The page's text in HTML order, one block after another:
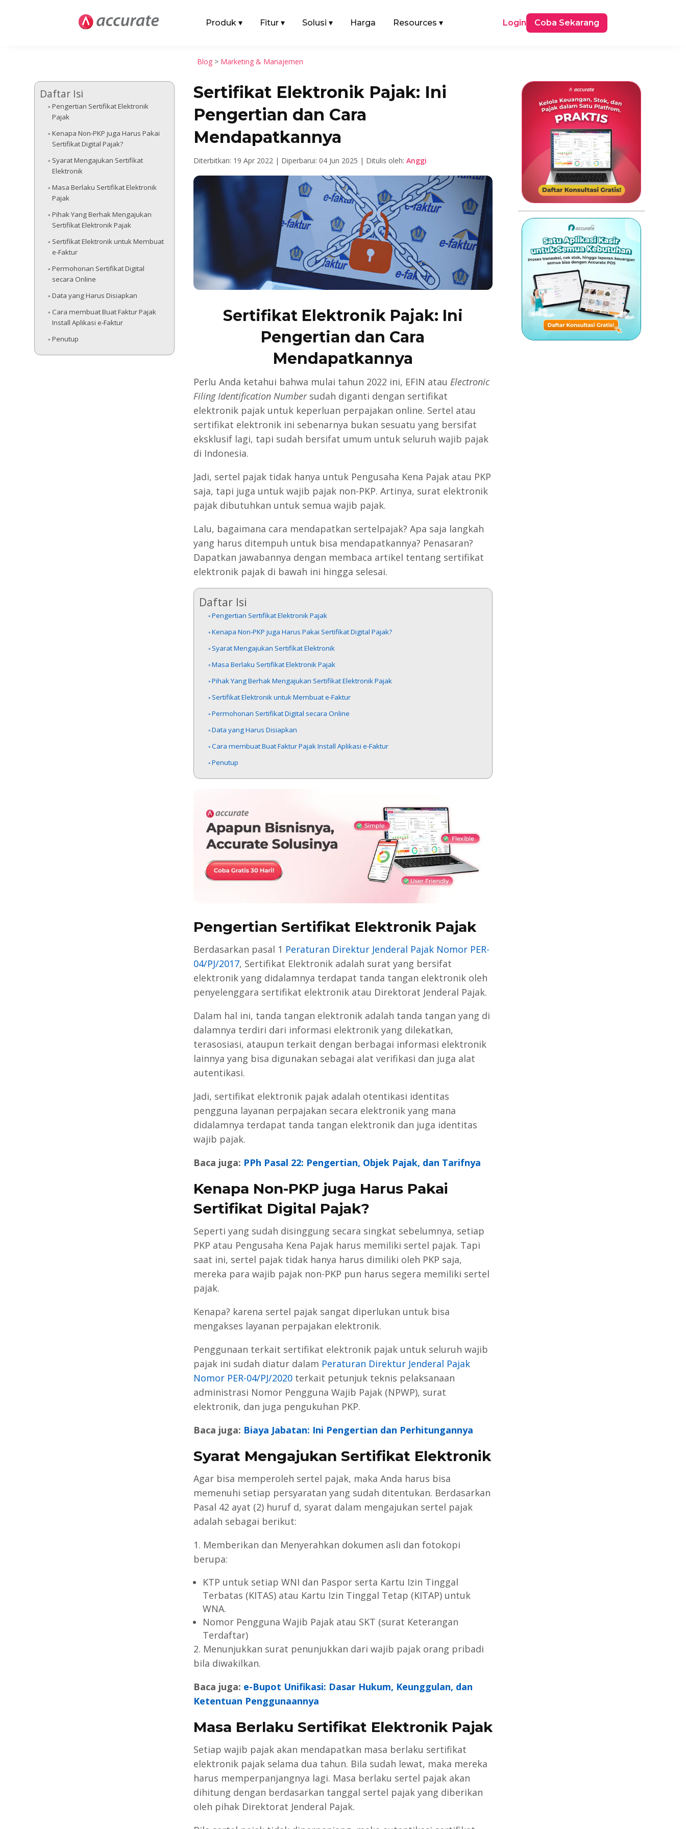
Produk ▾ Fitur ▾ Solusi ▾ Harga Resources ▾ Login Coba Sekarang
Blog > Marketing & Manajemen
Daftar Isi
Pengertian Sertifikat Elektronik
Pajak
Kenapa Non-PKP juga Harus Pakai
Sertifikat Digital Pajak?
Syarat Mengajukan Sertifikat
Elektronik
Masa Berlaku Sertifikat Elektronik
Pajak
Pihak Yang Berhak Mengajukan
Sertifikat Elektronik Pajak
Sertifikat Elektronik untuk Membuat
e-Faktur
Permohonan Sertifikat Digital
secara Online
Data yang Harus Disiapkan
Cara membuat Buat Faktur Pajak
Install Aplikasi e-Faktur
Penutup
Sertifikat Elektronik Pajak: Ini
Pengertian dan Cara
Mendapatkannya
Diterbitkan: 19 Apr 2022 | Diperbarui: 04 Jun 2025 | Ditulis oleh: Anggi
Sertifikat Elektronik Pajak: Ini
Pengertian dan Cara
Mendapatkannya
Perlu Anda ketahui bahwa mulai tahun 2022 ini, EFIN atau Electronic
Filing Identification Numbersudah diganti dengan sertifikat
elektronik pajak untuk keperluan perpajakan online. Sertel atau
sertifikat elektronik ini sebenarnya bukan sesuatu yang bersifat
eksklusif lagi, tapi sudah bersifat umum untuk seluruh wajib pajak
di Indonesia.
Jadi, sertel pajak tidak hanya untuk Pengusaha Kena Pajak atau PKP
saja, tapi juga untuk wajib pajak non-PKP. Artinya, surat elektronik
pajak dibutuhkan untuk semua wajib pajak.
Lalu, bagaimana cara mendapatkan sertelpajak? Apa saja langkah
yang harus ditempuh untuk bisa mendapatkannya? Penasaran?
Dapatkan jawabannya dengan membaca artikel tentang sertifikat
elektronik pajak di bawah ini hingga selesai.
Daftar Isi
Pengertian Sertifikat Elektronik Pajak
Kenapa Non-PKP juga Harus Pakai Sertifikat Digital Pajak?
Syarat Mengajukan Sertifikat Elektronik
Masa Berlaku Sertifikat Elektronik Pajak
Pihak Yang Berhak Mengajukan Sertifikat Elektronik Pajak
Sertifikat Elektronik untuk Membuat e-Faktur
Permohonan Sertifikat Digital secara Online
Data yang Harus Disiapkan
Cara membuat Buat Faktur Pajak Install Aplikasi e-Faktur
Penutup
Pengertian Sertifikat Elektronik Pajak
Berdasarkan pasal 1 Peraturan Direktur Jenderal Pajak Nomor PER-
04/PJ/2017, Sertifikat Elektronik adalah surat yang bersifat
elektronik yang didalamnya terdapat tanda tangan elektronik oleh
penyelenggara sertifikat elektronik atau Direktorat Jenderal Pajak.
Dalam hal ini, tanda tangan elektronik adalah tanda tangan yang di
dalamnya terdiri dari informasi elektronik yang dilekatkan,
terasosiasi, ataupun terkait dengan berbagai informasi elektronik
lainnya yang bisa digunakan sebagai alat verifikasi dan juga alat
autentikasi.
Jadi, sertifikat elektronik pajak adalah otentikasi identitas
pengguna layanan perpajakan secara elektronik yang mana
didalamnya terdapat tanda tangan elektronik dan juga identitas
wajib pajak.
Baca juga: PPh Pasal 22: Pengertian, Objek Pajak, dan Tarifnya
Kenapa Non-PKP juga Harus Pakai
Sertifikat Digital Pajak?
Seperti yang sudah disinggung secara singkat sebelumnya, setiap
PKP atau Pengusaha Kena Pajak harus memiliki sertel pajak. Tapi
saat ini, sertel pajak tidak hanya harus dimiliki oleh PKP saja,
mereka para wajib pajak non-PKP pun harus segera memiliki sertel
pajak.
Kenapa? karena sertel pajak sangat diperlukan untuk bisa
mengakses layanan perpajakan elektronik.
Penggunaan terkait sertifikat elektronik pajak untuk seluruh wajib
pajak ini sudah diatur dalam Peraturan Direktur Jenderal Pajak
Nomor PER-04/PJ/2020terkait petunjuk teknis pelaksanaan
administrasi Nomor Pengguna Wajib Pajak (NPWP), surat
elektronik, dan juga pengukuhan PKP.
Baca juga: Biaya Jabatan: Ini Pengertian dan Perhitungannya
Syarat Mengajukan Sertifikat Elektronik
Agar bisa memperoleh sertel pajak, maka Anda harus bisa
memenuhi setiap persyaratan yang sudah ditentukan. Berdasarkan
Pasal 42 ayat (2) huruf d, syarat dalam mengajukan sertel pajak
adalah sebagai berikut:
1. Memberikan dan Menyerahkan dokumen asli dan fotokopi
berupa:
KTP untuk setiap WNI dan Paspor serta Kartu Izin Tinggal
Terbatas (KITAS) atau Kartu Izin Tinggal Tetap (KITAP) untuk
WNA.
Nomor Pengguna Wajib Pajak atau SKT (surat Keterangan
Terdaftar)
2. Menunjukkan surat penunjukkan dari wajib pajak orang pribadi
bila diwakilkan.
Baca juga: e-Bupot Unifikasi: Dasar Hukum, Keunggulan, dan
Ketentuan Penggunaannya
Masa Berlaku Sertifikat Elektronik Pajak
Setiap wajib pajak akan mendapatkan masa berlaku sertifikat
elektronik pajak selama dua tahun. Bila sudah lewat, maka mereka
harus memperpanjangnya lagi. Masa berlaku sertel pajak akan
dihitung dengan berdasarkan tanggal sertel pajak yang diberikan
oleh pihak Direktorat Jenderal Pajak.